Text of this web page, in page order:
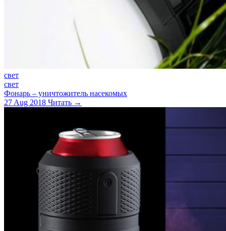
свет
свет
Фонарь – уничтожитель насекомых
27 Aug 2018 Читать →